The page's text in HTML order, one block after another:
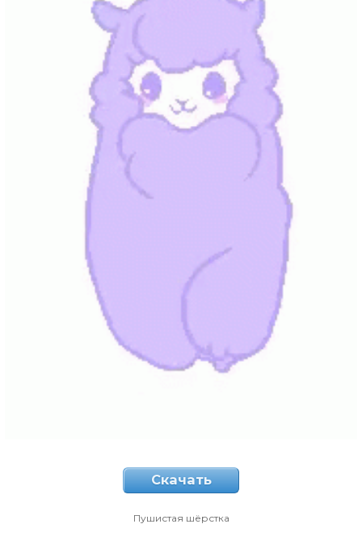
Скачать
Пушистая шёрстка